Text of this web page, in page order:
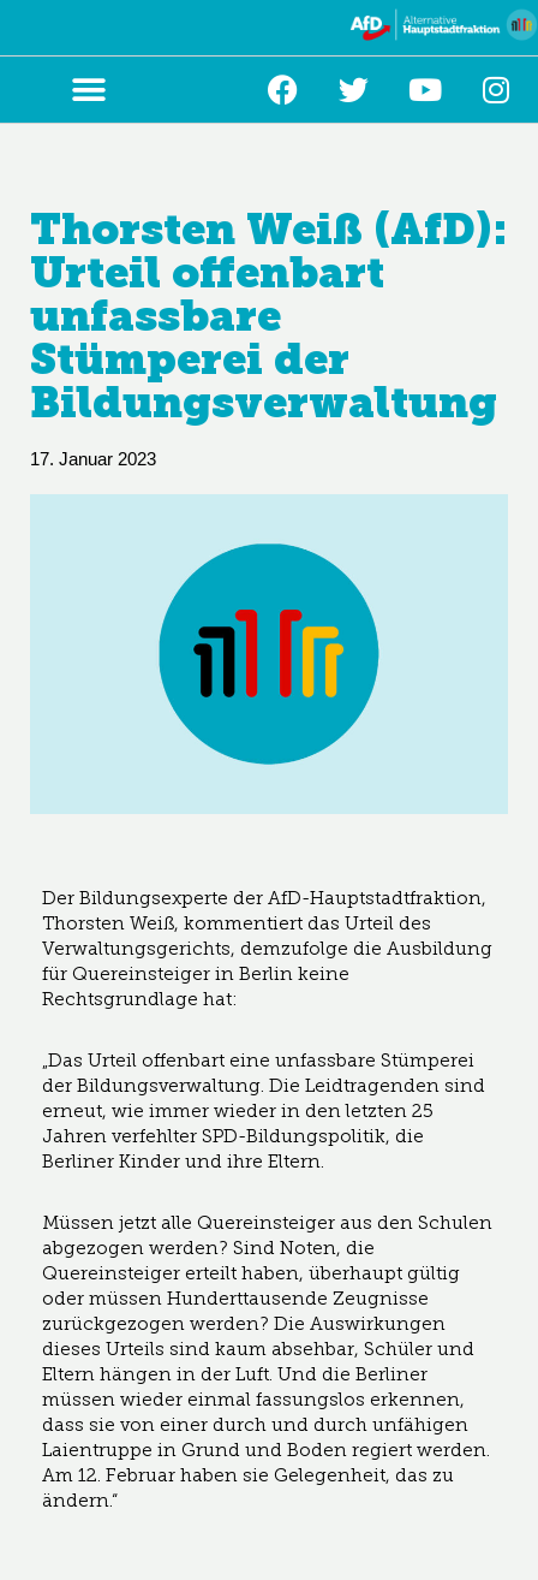
springen
Thorsten Weiß (AfD):
Urteil offenbart
unfassbare
Stümperei der
Bildungsverwaltung
17. Januar 2023
Der Bildungsexperte der AfD-Hauptstadtfraktion,
Thorsten Weiß, kommentiert das Urteil des
Verwaltungsgerichts, demzufolge die Ausbildung
für Quereinsteiger in Berlin keine
Rechtsgrundlage hat:
„Das Urteil offenbart eine unfassbare Stümperei
der Bildungsverwaltung. Die Leidtragenden sind
erneut, wie immer wieder in den letzten 25
Jahren verfehlter SPD-Bildungspolitik, die
Berliner Kinder und ihre Eltern.
Müssen jetzt alle Quereinsteiger aus den Schulen
abgezogen werden? Sind Noten, die
Quereinsteiger erteilt haben, überhaupt gültig
oder müssen Hunderttausende Zeugnisse
zurückgezogen werden? Die Auswirkungen
dieses Urteils sind kaum absehbar, Schüler und
Eltern hängen in der Luft. Und die Berliner
müssen wieder einmal fassungslos erkennen,
dass sie von einer durch und durch unfähigen
Laientruppe in Grund und Boden regiert werden.
Am 12. Februar haben sie Gelegenheit, das zu
ändern.“